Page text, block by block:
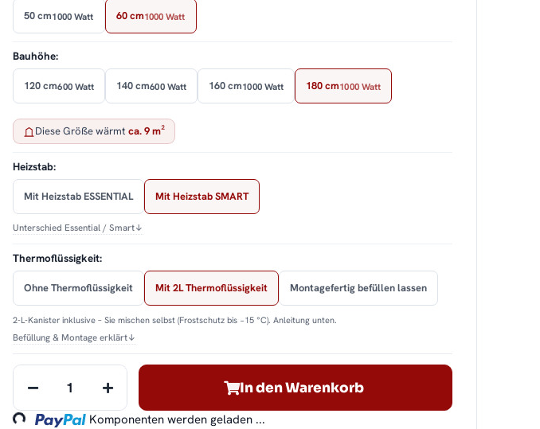
50 cm1000 Watt 60 cm1000 Watt
Bauhöhe:
120 cm600 Watt 140 cm600 Watt 160 cm1000 Watt 180 cm1000 Watt
Diese Größe wärmtca. 9 m²
Heizstab:
Mit Heizstab ESSENTIAL Mit Heizstab SMART
Unterschied Essential / Smart↓
Thermoflüssigkeit:
Ohne Thermoflüssigkeit Mit 2L Thermoflüssigkeit Montagefertig befüllen lassen
2-L-Kanister inklusive – Sie mischen selbst (Frostschutz bis −15 °C). Anleitung unten.
Befüllung & Montage erklärt↓
In den Warenkorb
Loading... Komponenten werden geladen ...